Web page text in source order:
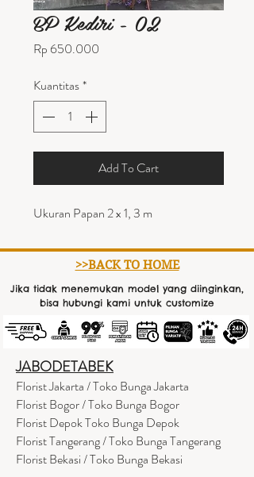
BP Kediri - 02
Rp 650.000
Kuantitas*
Add To Cart
Ukuran Papan 2 x 1, 3 m
>>BACK TO HOME
Jika tidak menemukan model yang diinginkan,
bisa hubungi kami untuk customize
JABODETABEK
Florist Jakarta / Toko Bunga Jakarta
Florist Bogor / Toko Bunga Bogor
Florist Depok Toko Bunga Depok
Florist Tangerang / Toko Bunga Tangerang
Florist Bekasi / Toko Bunga Bekasi